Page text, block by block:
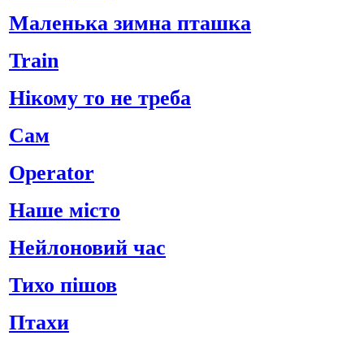
Маленька зимна пташка
Train
Нікому то не треба
Сам
Operator
Наше місто
Нейлоновий час
Тихо пішов
Птахи